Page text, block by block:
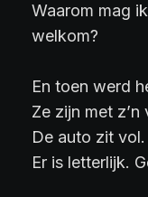
Waarom mag
welkom?
En toen werd
Ze zijn met z’n
De auto zit vol.
Er is letterlijk.